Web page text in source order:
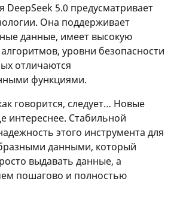
DeepSeek 5.0 предусматривает
Она поддерживает
данные, имеет высокую
уровни безопасности
отличаются
функциями.
говорится, следует… Новые
интереснее. Стабильной
этого инструмента для
данными, который
выдавать данные, а
пошагово и полностью